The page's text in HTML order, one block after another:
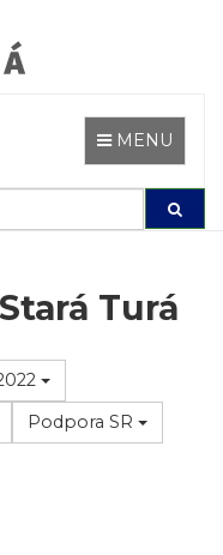
Toggle
MENU
Turá
Podpora SR